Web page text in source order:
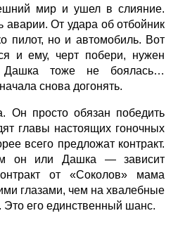
мир и ушел в слияние.
От удара об отбойник
пилот, но и автомобиль. Вот
и ему, черт побери, нужен
Дашка тоже не боялась…
снова догонять.
Он просто обязан победить
главы настоящих гоночных
всего предложат контракт.
он или Дашка — зависит
от «Соколов» мама
глазами, чем на хвалебные
Это его единственный шанс.